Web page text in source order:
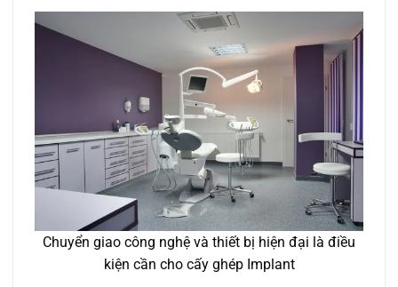
Chuyển giao công nghệ và thiết bị hiện đại là điều
kiện cần cho cấy ghép Implant